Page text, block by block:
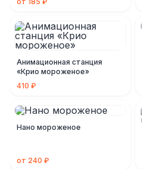
Анимационная станция
«Крио мороженое»
410 ₽
Нано мороженое
от 240 ₽